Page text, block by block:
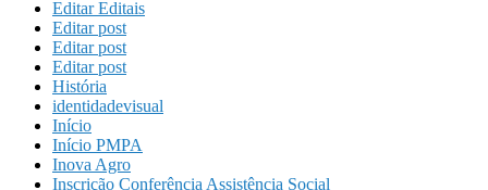
Editar Editais
Editar post
Editar post
Editar post
História
identidadevisual
Início
Início PMPA
Inova Agro
Inscrição Conferência Assistência Social